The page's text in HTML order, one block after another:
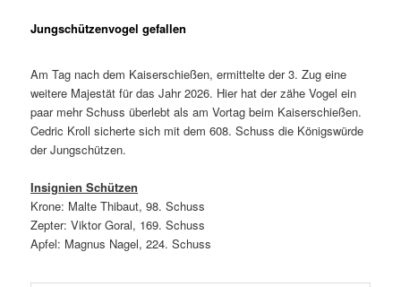
Jungschützenvogel gefallen
Am Tag nach dem Kaiserschießen, ermittelte der 3. Zug eine
weitere Majestät für das Jahr 2026. Hier hat der zähe Vogel ein
paar mehr Schuss überlebt als am Vortag beim Kaiserschießen.
Cedric Kroll sicherte sich mit dem 608. Schuss die Königswürde
der Jungschützen.
Insignien Schützen
Krone: Malte Thibaut, 98. Schuss
Zepter: Viktor Goral, 169. Schuss
Apfel: Magnus Nagel, 224. Schuss